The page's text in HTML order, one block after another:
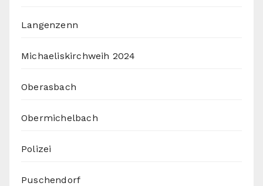
Langenzenn
Michaeliskirchweih 2024
Oberasbach
Obermichelbach
Polizei
Puschendorf